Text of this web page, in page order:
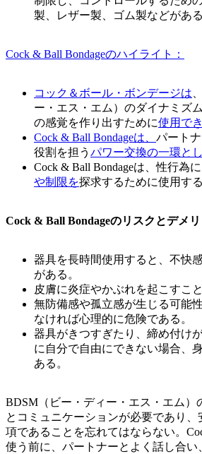
製、レザー製、ゴム製などがある
Cock & Ball Bondageのハイライト：
コック＆ボール・ボンデージは
ー・エス・エム）のダイナミズ
の感覚を作り出すために使用で
Cock & Ball Bondageは、 パート
役割を担う パワー交換の一環と
Cock & Ball Bondageは、性行為
や制限を探求するために使用す
Cock & Ball Bondageのリスクとデメリ
器具を長時間使用すると、不快
がある。
皮膚に炎症やかぶれを起こすこと
無防備感や孤立感が生じる可能
なければ心理的に危険である。
器具がきつすぎたり、締め付け
に自分で自由にできない場合、
ある。
BDSM（ビー・ディー・エス・エム）
とコミュニケーションが必要であり
項であることを忘れてはならない。
使う前に、パートナーとよく話し合い